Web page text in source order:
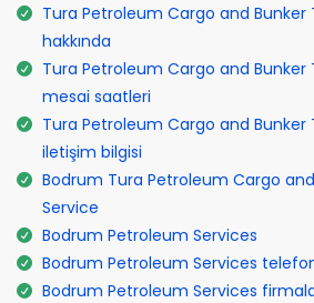
Tura Petroleum Cargo and
hakkında
Tura Petroleum Cargo and Bunker
mesai saatleri
Tura Petroleum Cargo and Bunker
iletişim bilgisi
Bodrum Tura Petroleum Cargo
Service
Bodrum Petroleum Services
Bodrum Petroleum Services
Bodrum Petroleum Services